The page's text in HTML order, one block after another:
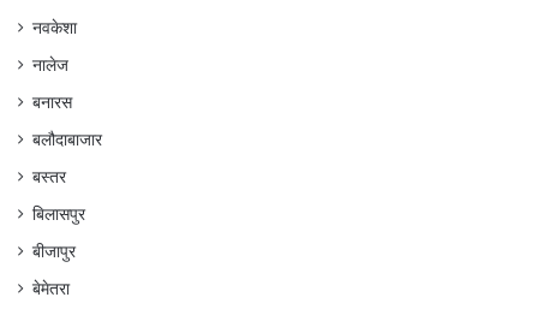
नवकेशा
नालेज
बनारस
बलौदाबाजार
बस्तर
बिलासपुर
बीजापुर
बेमेतरा